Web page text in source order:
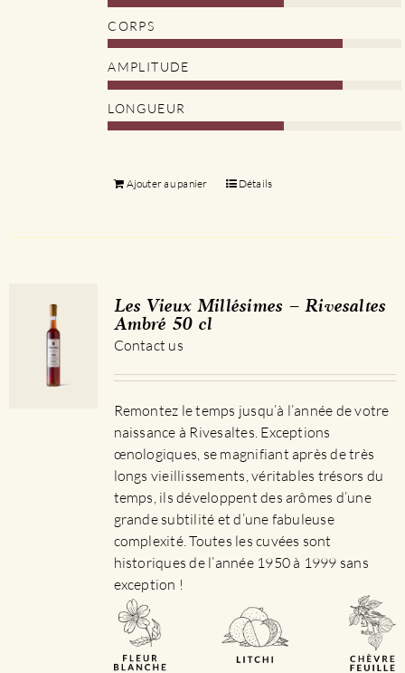
CORPS
AMPLITUDE
LONGUEUR
Ajouter au panier Détails
Les Vieux Millésimes – Rivesaltes
Ambré 50 cl
Contact us
Remontez le temps jusqu’à l’année de votre
naissance à Rivesaltes. Exceptions
œnologiques, se magnifiant après de très
longs vieillissements, véritables trésors du
temps, ils développent des arômes d’une
grande subtilité et d’une fabuleuse
complexité. Toutes les cuvées sont
historiques de l’année 1950 à 1999 sans
exception !